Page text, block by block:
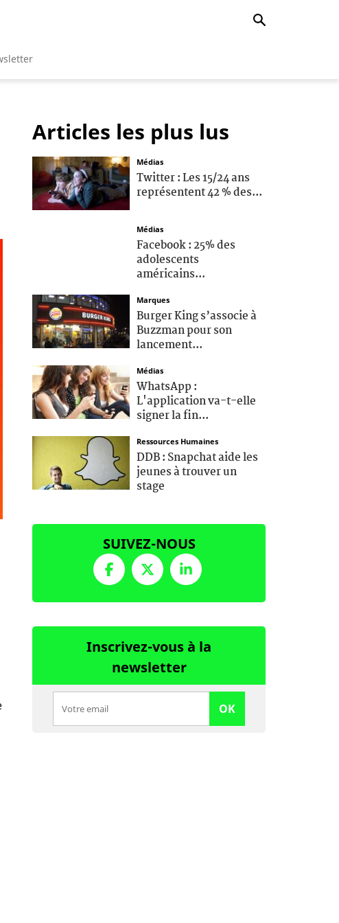
Articles les plus lus
Médias
Twitter : Les 15/24 ans
représentent 42 % des...
Médias
Facebook : 25% des
adolescents
américains...
Marques
Burger King s’associe à
Buzzman pour son
lancement...
Médias
WhatsApp :
L'application va-t-elle
signer la fin...
Ressources Humaines
DDB : Snapchat aide les
jeunes à trouver un
stage
SUIVEZ-NOUS
Inscrivez-vous à la
newsletter
OK